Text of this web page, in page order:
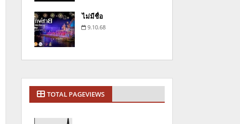
ไม่มีชื่อ
9.10.68
TOTAL PAGEVIEWS